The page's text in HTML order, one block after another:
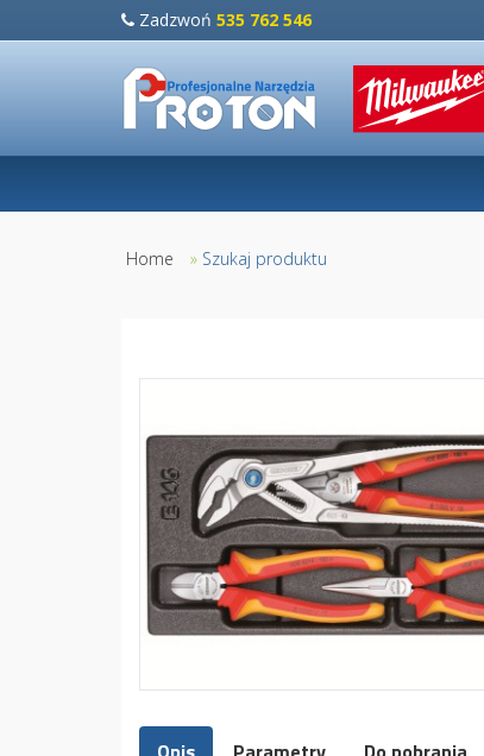
Zadzwoń 535 762 546
Home » Szukaj produktu